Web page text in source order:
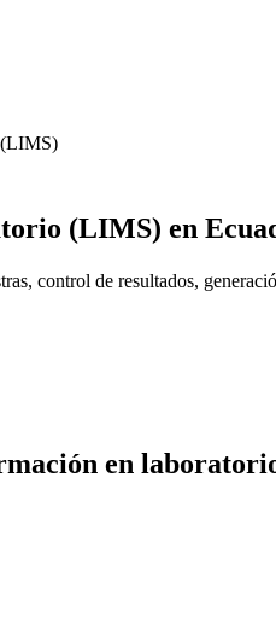
(LIMS)
(LIMS) en
control de resultados,
en